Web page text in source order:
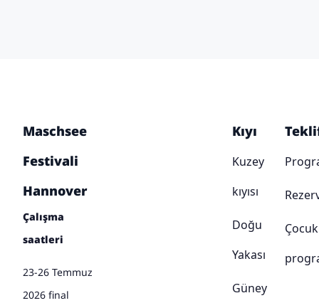
Maschsee
Festivali
Hannover
Çalışma
saatleri
23-26 Temmuz
2026 final
Kıyı
Kuzey
kıyısı
Doğu
Yakası
Güney
Çocuk